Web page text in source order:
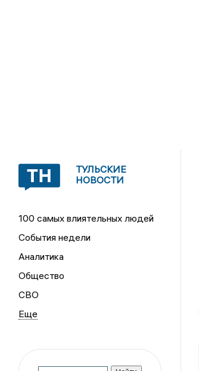
ТУЛЬСКИЕ
НОВОСТИ
100 самых влиятельных людей
События недели
Аналитика
Общество
СВО